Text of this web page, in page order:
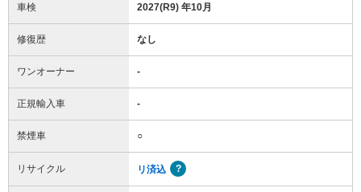
車検 2027(R9) 年10月
修復歴 なし
ワンオーナー -
正規輸入車 -
禁煙車 ○
リサイクル リ済込